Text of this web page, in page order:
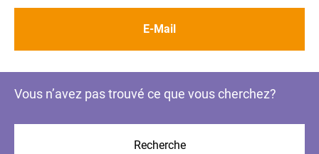
E-Mail
Vous n’avez pas trouvé ce que vous cherchez?